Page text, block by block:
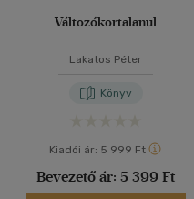
Változókortalanul
Lakatos Péter
Könyv
Kiadói ár: 5 999 Ft
Bevezető ár: 5 399 Ft